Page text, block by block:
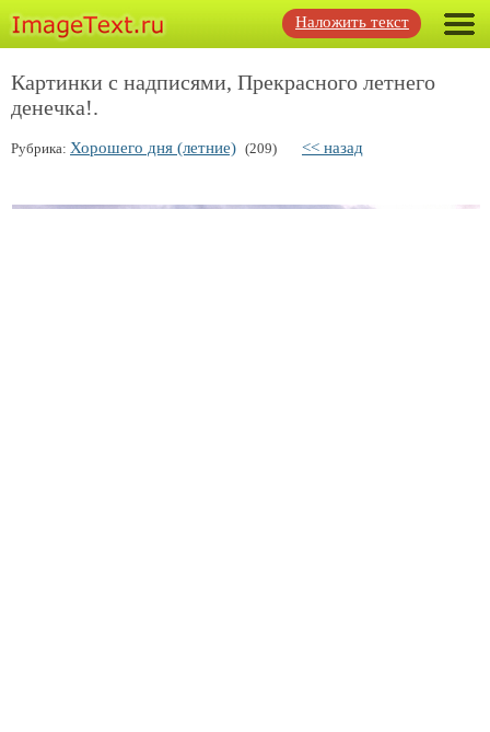
Наложить текст
Картинки с надписями, Прекрасного летнего
денечка!.
Рубрика: Хорошего дня (летние) (209) << назад